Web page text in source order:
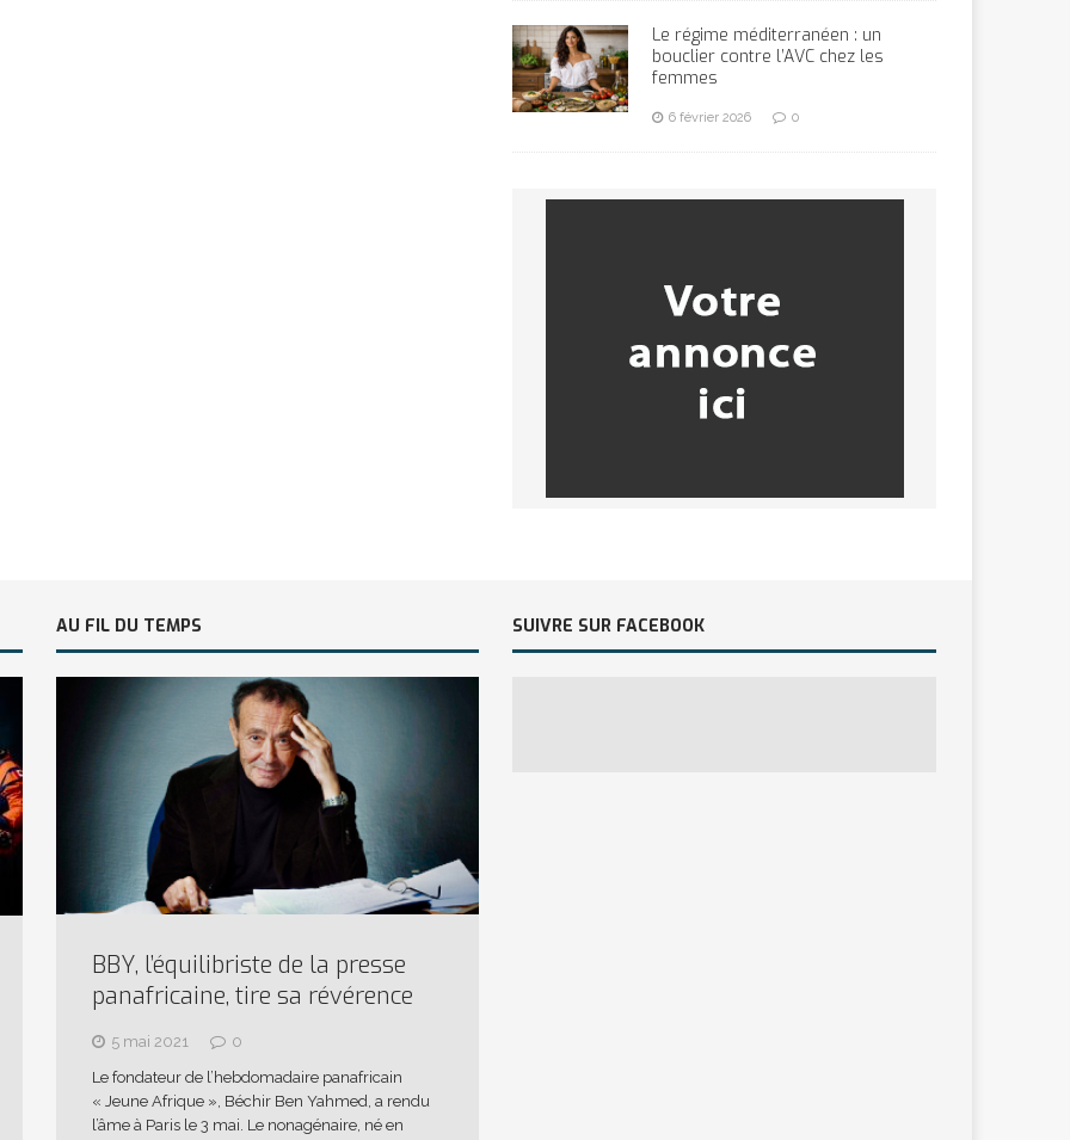
Le régime méditerranéen : un
bouclier contre l’AVC chez les
femmes
6 février 2026 0
AU FIL DU TEMPS
BBY, l’équilibriste de la presse
panafricaine, tire sa révérence
5 mai 2021
0
Le fondateur de l’hebdomadaire panafricain
« Jeune Afrique », Béchir Ben Yahmed, a rendu
l’âme à Paris le 3 mai. Le nonagénaire, né en
SUIVRE SUR FACEBOOK